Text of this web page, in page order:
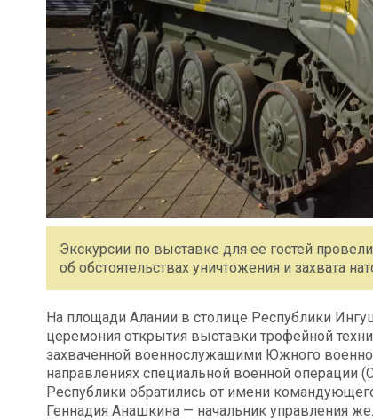
Экскурсии по выставке для ее гостей
об обстоятельствах уничтожения и захвата
На площади Алании в столице Республики
церемония открытия выставки трофейной
захваченной военнослужащими Южного
направлениях специальной военной операции
Республики обратились от имени
Геннадия Анашкина — начальник управления